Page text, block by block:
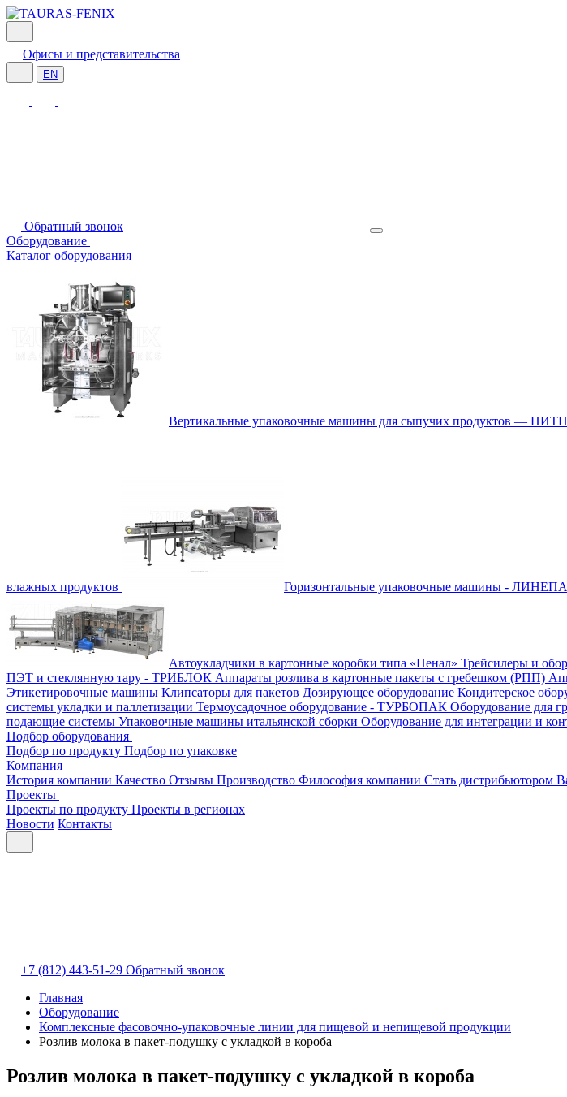
Офисы и представительства
EN
Обратный звонок
Оборудование
Каталог оборудования
Вертикальные упаковочные машины для сыпучих продуктов —
влажных продуктов Горизонтальные упаковочные машины -
Автоукладчики в картонные коробки типа «Пенал» Трейсилеры и
ПЭТ и стеклянную тару - ТРИБЛОК Аппараты розлива в картонные пакеты с гребешком (РПП)
Этикетировочные машины Клипсаторы для пакетов Дозирующее оборудование Кондитерское
системы укладки и паллетизации Термоусадочное оборудование - ТУРБОПАК Оборудование для
подающие системы Упаковочные машины итальянской сборки Оборудование для интеграции и
Подбор оборудования
Подбор по продукту Подбор по упаковке
Компания
История компании Качество Отзывы Производство Философия компании Стать дистрибьютором
Проекты
Проекты по продукту Проекты в регионах
Новости Контакты
+7 (812) 443-51-29 Обратный звонок
Главная
Оборудование
Комплексные фасовочно-упаковочные линии для пищевой и непищевой продукции
Розлив молока в пакет-подушку с укладкой в короба
Розлив молока в пакет-подушку с укладкой в короба